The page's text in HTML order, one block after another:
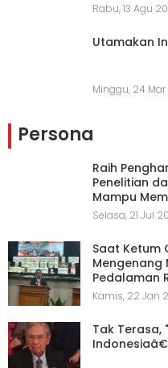
Rabu, 13 Agu
Utamakan
Minggu, 24 Mar
Persona
Raih
Penelitian
Mampu
Selasa, 21 Jul
Saat Ketum
Mengenang
Pedalaman
Kamis, 22 Jan
Tak Terasa,